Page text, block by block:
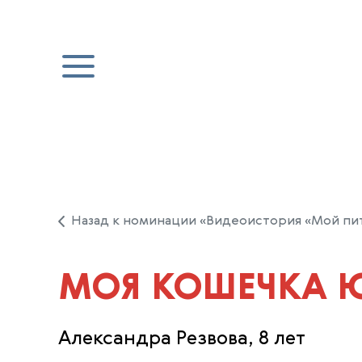
Назад к номинации «Видеоистория «Мой
МОЯ КОШЕЧКА
Александра Резвова, 8 лет